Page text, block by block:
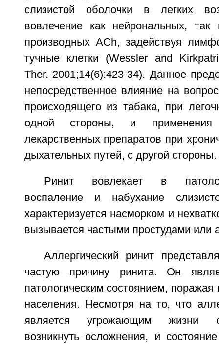
слизистой оболочки в легких
вовлечение как нейрональных,
производных ACh, задействуя
тучные клетки (Wessler and
Ther. 2001;14(6):423-34). Данное
непосредственное влияние на
происходящего из табака, при
одной стороны, и применения
лекарственных препаратов при
дыхательных путей, с другой стороны.
Ринит вовлекает в
воспаление и набухание
характеризуется насморком и
вызывается частыми простудами или
Аллергический ринит
частую причину ринита. Он
патологическим состоянием, поражая
населения. Несмотря на то, что
является угрожающим жизни
возникнуть осложнения, и